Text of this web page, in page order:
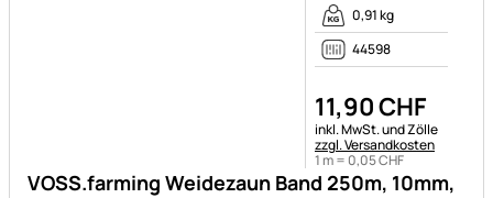
VOSS.farming Weidezaun Band 250m, 10mm,
0,91 kg
44598
11,90CHF
Steuerhinweis:
inkl. MwSt. und Zölle
zzgl. Versandkosten
1 m = 0,05CHF